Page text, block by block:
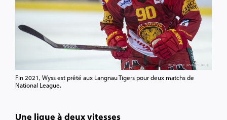
Fin 2021, Wyss est prêté aux Langnau Tigers pour deux matchs de
National League.
Une ligue à deux vitesses